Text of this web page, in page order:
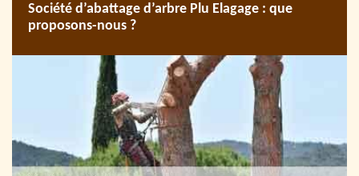
Société d’abattage d’arbre Plu Elagage : que
proposons-nous ?